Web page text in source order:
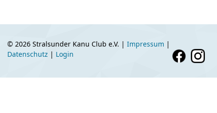
© 2026 Stralsunder Kanu Club e.V. | Impressum |
Datenschutz | Login